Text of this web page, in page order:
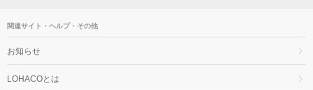
関連サイト・ヘルプ・その他
お知らせ
LOHACOとは